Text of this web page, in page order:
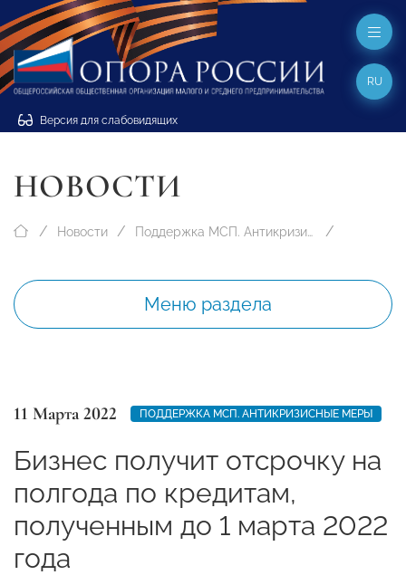
Версия для слабовидящих
RU
НОВОСТИ
Новости Поддержка МСП. Антикризисные меры
Меню раздела
11 Марта 2022 ПОДДЕРЖКА МСП. АНТИКРИЗИСНЫЕ МЕРЫ
Бизнес получит отсрочку на
полгода по кредитам,
полученным до 1 марта 2022
года